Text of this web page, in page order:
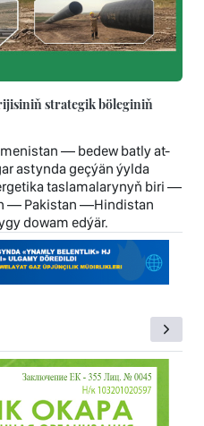
strategik böleginiň
— bedew batly at-
astynda geçýän ýylda
taslamalarynyň biri —
— Pakistan —Hindistan
dowam edýär.